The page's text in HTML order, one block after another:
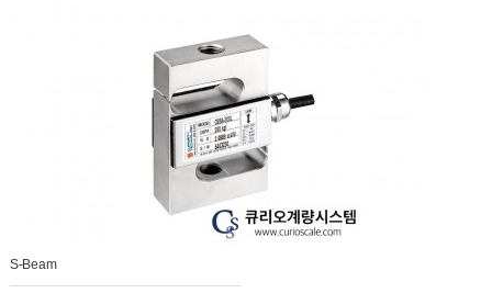
S-Beam